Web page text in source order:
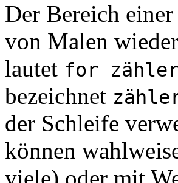
Der Bereich
von Malen
lautet for zähler
bezeichnet
der Schleife
können